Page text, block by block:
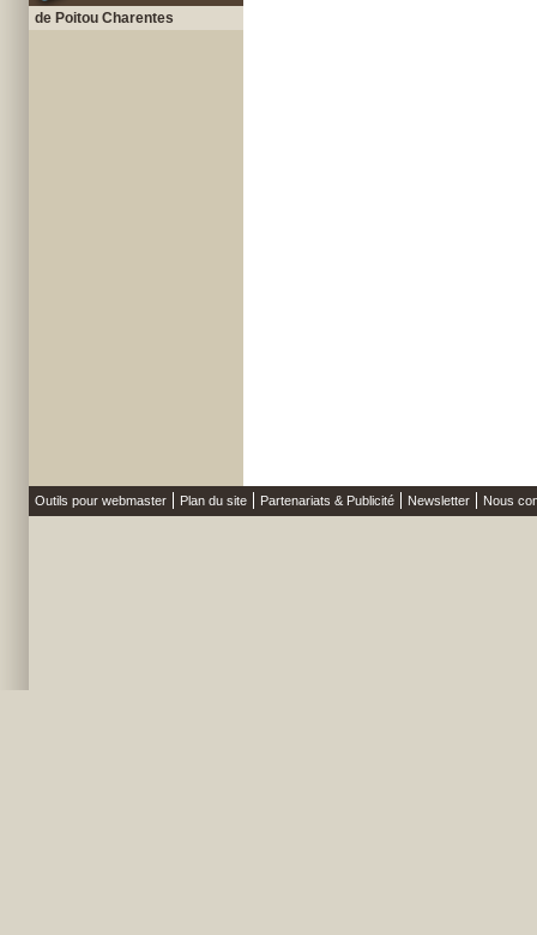
de Poitou Charentes
Outils pour webmaster Plan du site Partenariats & Publicité Newsletter Nous